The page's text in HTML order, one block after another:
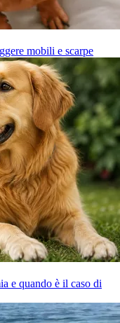
mobili e scarpe
e quando è il caso di